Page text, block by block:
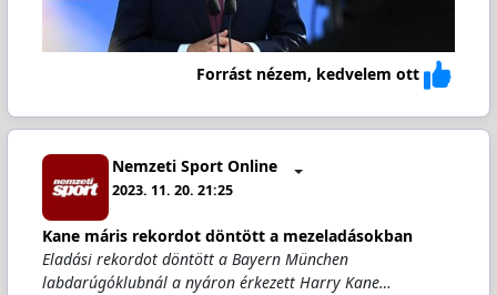
Forrást nézem, kedvelem ott
Nemzeti Sport Online
2023. 11. 20. 21:25
Kane máris rekordot döntött a mezeladásokban
Eladási rekordot döntött a Bayern München
labdarúgóklubnál a nyáron érkezett Harry Kane…